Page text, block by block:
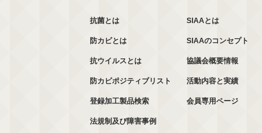
抗菌とは
防カビとは
抗ウイルスとは
防カビポジティブリスト
登録加工製品検索
法規制及び障害事例
SIAAとは
SIAAのコンセプト
協議会概要情報
活動内容と実績
会員専用ページ